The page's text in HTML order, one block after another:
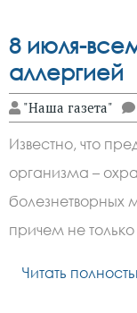
8 июля-
аллергией
"Наша газета"
Известно, что
организма –
болезнетворных
причем не
Читать